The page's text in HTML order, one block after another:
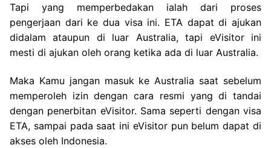
Tapi yang memperbedakan ialah dari proses
pengerjaan dari ke dua visa ini. ETA dapat di ajukan
didalam ataupun di luar Australia, tapi eVisitor ini
mesti di ajukan oleh orang ketika ada di luar Australia.
Maka Kamu jangan masuk ke Australia saat sebelum
memperoleh izin dengan cara resmi yang di tandai
dengan penerbitan eVisitor. Sama seperti dengan visa
ETA, sampai pada saat ini eVisitor pun belum dapat di
akses oleh Indonesia.